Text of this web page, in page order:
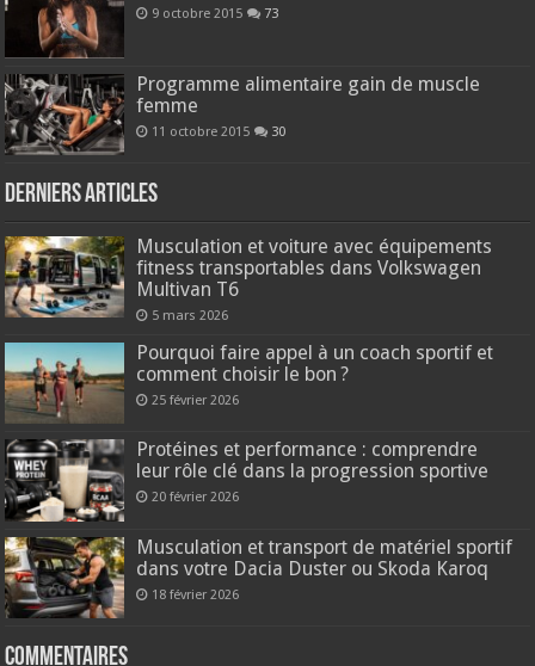
9 octobre 2015 73
Programme alimentaire gain de muscle
femme
11 octobre 2015 30
Derniers articles
Musculation et voiture avec équipements
fitness transportables dans Volkswagen
Multivan T6
5 mars 2026
Pourquoi faire appel à un coach sportif et
comment choisir le bon ?
25 février 2026
Protéines et performance : comprendre
leur rôle clé dans la progression sportive
20 février 2026
Musculation et transport de matériel sportif
dans votre Dacia Duster ou Skoda Karoq
18 février 2026
Commentaires